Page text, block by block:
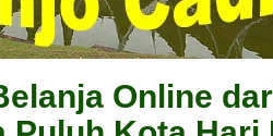
Online